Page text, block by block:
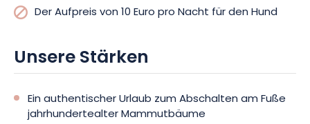
Der Aufpreis von 10 Euro pro Nacht für den Hund
Unsere Stärken
Ein authentischer Urlaub zum Abschalten am Fuße
jahrhundertealter Mammutbäume